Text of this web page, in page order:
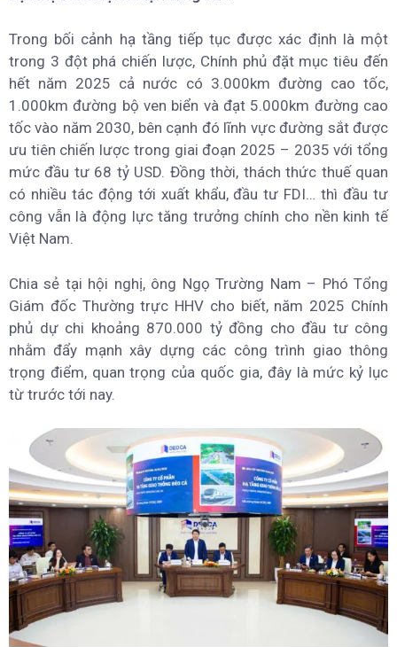
Trong bối cảnh hạ tầng tiếp tục được xác định là một
trong 3 đột phá chiến lược, Chính phủ đặt mục tiêu đến
hết năm 2025 cả nước có 3.000km đường cao tốc,
1.000km đường bộ ven biển và đạt 5.000km đường cao
tốc vào năm 2030, bên cạnh đó lĩnh vực đường sắt được
ưu tiên chiến lược trong giai đoạn 2025 – 2035 với tổng
mức đầu tư 68 tỷ USD. Đồng thời, thách thức thuế quan
có nhiều tác động tới xuất khẩu, đầu tư FDI… thì đầu tư
công vẫn là động lực tăng trưởng chính cho nền kinh tế
Việt Nam.
Chia sẻ tại hội nghị, ông Ngọ Trường Nam – Phó Tổng
Giám đốc Thường trực HHV cho biết, năm 2025 Chính
phủ dự chi khoảng 870.000 tỷ đồng cho đầu tư công
nhằm đẩy mạnh xây dựng các công trình giao thông
trọng điểm, quan trọng của quốc gia, đây là mức kỷ lục
từ trước tới nay.